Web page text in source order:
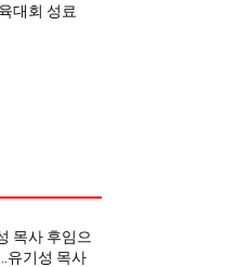
대회 성료
목사 후임으
유기성 목사